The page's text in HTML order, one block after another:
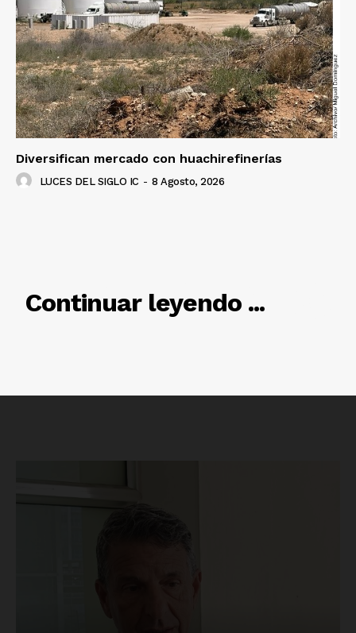
Diversifican mercado con huachirefinerías
LUCES DEL SIGLO IC - 8 Agosto, 2026
Continuar leyendo ...
RELACIONADO